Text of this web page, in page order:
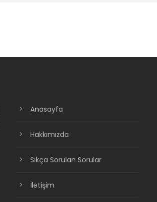
Anasayfa
Hakkımızda
Sıkça Sorulan Sorular
İletişim